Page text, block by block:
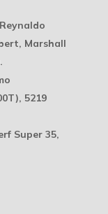
Marshall
5219
Super 35,